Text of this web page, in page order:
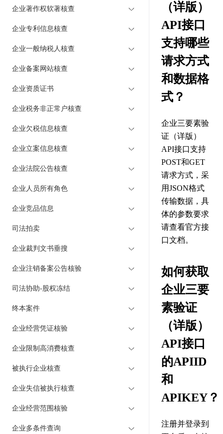
企业著作权软著核查
企业专利信息核查
企业一般纳税人核查
企业备案网站核查
企业资质证书
企业税务非正常户核查
企业欠税信息核查
企业立案信息核查
企业法院公告核查
企业人员所有角色
企业竞品信息
司法拍卖
企业裁判文书垂搜
企业注销备案公告核验
司法协助-股权冻结
终本案件
企业经营凭证核验
企业限制高消费核查
被执行企业核查
企业失信被执行核查
企业经营范围核验
企业多条件查询
（详版）
API接口
支持哪些
请求方式
和数据格
式？
企业三要素验
证（详版）
API接口支持
POST和GET
请求方式，采
用JSON格式
传输数据，具
体的参数要求
请查看官方接
口文档。
如何获取
企业三要
素验证
（详版）
API接口
的APIID
和
APIKEY？
注册并登录到